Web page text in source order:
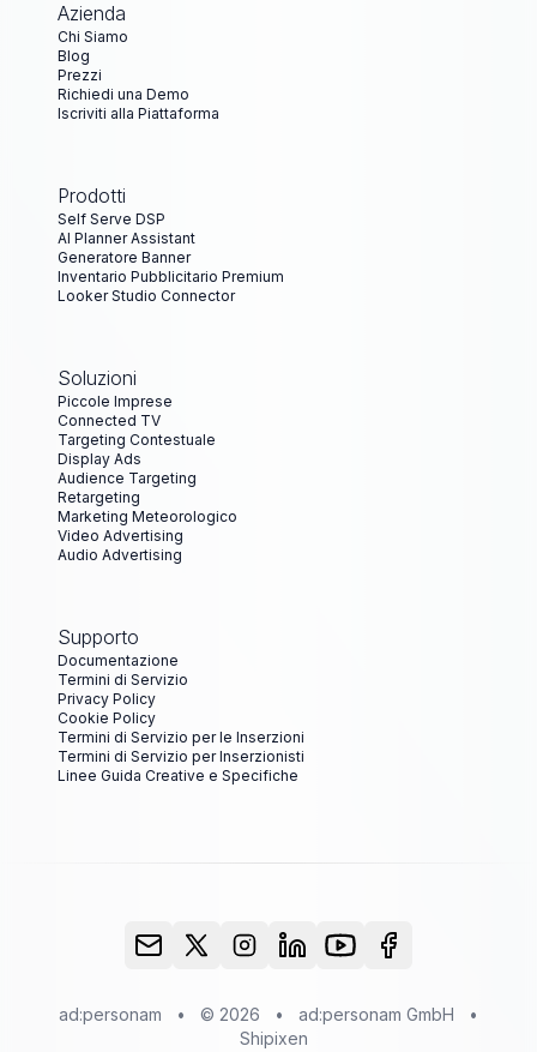
Azienda
Chi Siamo
Blog
Prezzi
Richiedi una Demo
Iscriviti alla Piattaforma
Prodotti
Self Serve DSP
AI Planner Assistant
Generatore Banner
Inventario Pubblicitario Premium
Looker Studio Connector
Soluzioni
Piccole Imprese
Connected TV
Targeting Contestuale
Display Ads
Audience Targeting
Retargeting
Marketing Meteorologico
Video Advertising
Audio Advertising
Supporto
Documentazione
Termini di Servizio
Privacy Policy
Cookie Policy
Termini di Servizio per le Inserzioni
Termini di Servizio per Inserzionisti
Linee Guida Creative e Specifiche
ad:personam • © 2026 • ad:personam GmbH
•
Shipixen